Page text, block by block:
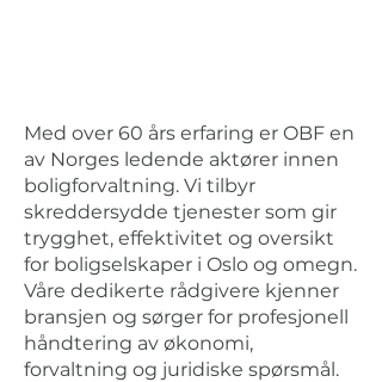
Med over 60 års erfaring er OBF en
av Norges ledende aktører innen
boligforvaltning. Vi tilbyr
skreddersydde tjenester som gir
trygghet, effektivitet og oversikt
for boligselskaper i Oslo og omegn.
Våre dedikerte rådgivere kjenner
bransjen og sørger for profesjonell
håndtering av økonomi,
forvaltning og juridiske spørsmål.